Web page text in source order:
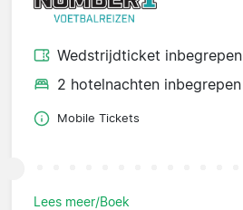
Wedstrijdticket inbegrepen
2 hotelnachten inbegrepen
Mobile Tickets
Lees meer/Boek